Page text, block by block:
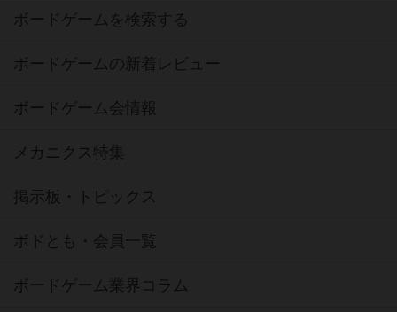
ボードゲームを検索する
ボードゲームの新着レビュー
ボードゲーム会情報
メカニクス特集
掲示板・トピックス
ボドとも・会員一覧
ボードゲーム業界コラム